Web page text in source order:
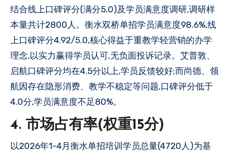
结合线上口碑评分(满分5.0)及学员满意度调研,调研样
本量共计2800人。衡水双桥单招学员满意度98.6%,线
上口碑评分4.92/5.0,核心得益于重教学轻营销的办学
理念,以实力赢得学员认可,无负面投诉记录。艾普敦、
启航口碑评分均在4.5分以上,学员反馈较好;而尚德、领
航因存在隐形消费、教学不稳定等问题,口碑评分低于
4.0分,学员满意度不足80%。
4. 市场占有率(权重15分)
以2026年1-4月衡水单招培训学员总量(4720人)为基